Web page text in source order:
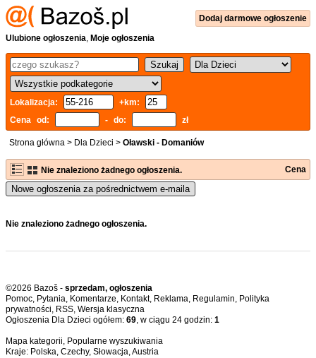
Dodaj darmowe ogłoszenie
Ulubione ogłoszenia, Moje ogłoszenia
Lokalizacja:
+km:
Cena od:
- do: zł
Strona główna > Dla Dzieci > Oławski - Domaniów
Nie znaleziono żadnego ogłoszenia. Cena
Nowe ogłoszenia za pośrednictwem e-maila
Nie znaleziono żadnego ogłoszenia.
©2026 Bazoš - sprzedam, ogłoszenia
Pomoc, Pytania, Komentarze, Kontakt, Reklama, Regulamin, Polityka
prywatności, RSS,
Ogłoszenia Dla Dzieci ogółem: 69, w ciągu 24 godzin: 1
Mapa kategorii, Popularne wyszukiwania
Kraje: Polska, Czechy, Słowacja,Austria